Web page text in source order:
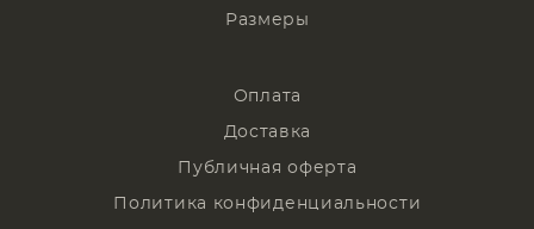
Размеры
Оплата
Доставка
Публичная оферта
Политика конфиденциальности